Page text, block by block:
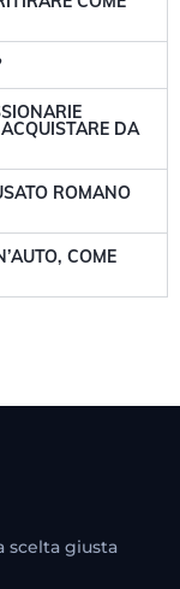
DA
ROMANO
COME
scelta giusta